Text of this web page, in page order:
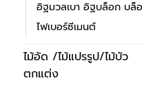
อิฐมวลเบา อิฐบล็อก บล็
ไฟเบอร์ซีเมนต์
ไม้อัด /ไม้แปรรูป/ไม้บัว
ตกแต่ง